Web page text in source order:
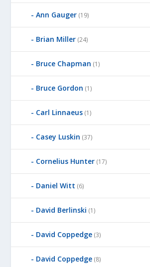
Ann Gauger (19)
Brian Miller (24)
Bruce Chapman (1)
Bruce Gordon (1)
Carl Linnaeus (1)
Casey Luskin (37)
Cornelius Hunter (17)
Daniel Witt (6)
David Berlinski (1)
David Coppedge (3)
David Coppedge (8)